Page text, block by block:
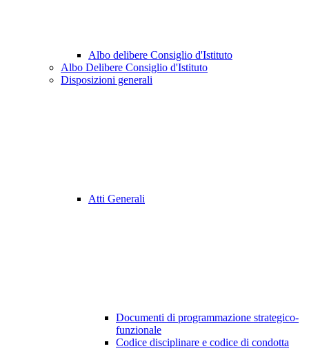
Albo delibere Consiglio d'Istituto
Albo Delibere Consiglio d'Istituto
Disposizioni generali
Atti Generali
Documenti di programmazione strategico-
funzionale
Codice disciplinare e codice di condotta